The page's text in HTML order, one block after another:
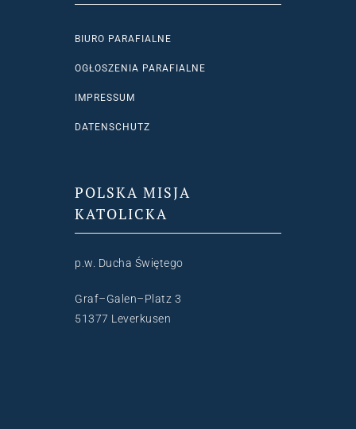
BIURO PARAFIALNE
OGŁOSZENIA PARAFIALNE
IMPRESSUM
DATENSCHUTZ
POLSKA MISJA
KATOLICKA
p.w. Ducha Świętego
Graf–Galen–Platz 3
51377 Leverkusen